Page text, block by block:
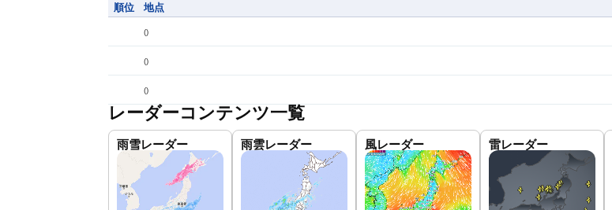
順位 地点
()
()
()
レーダーコンテンツ一覧
雨雪レーダー 雨雲レーダー 風レーダー 雷レーダー